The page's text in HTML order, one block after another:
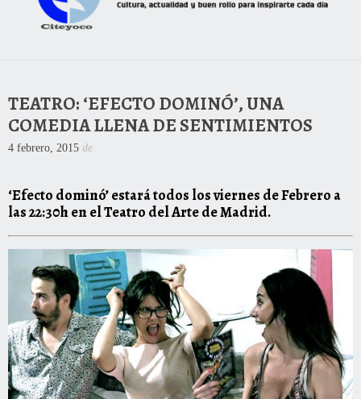
TEATRO: ‘EFECTO DOMINÓ’, UNA
COMEDIA LLENA DE SENTIMIENTOS
4 febrero, 2015 de
‘Efecto dominó’ estará todos los viernes de Febrero a
las 22:30h en el Teatro del Arte de Madrid.